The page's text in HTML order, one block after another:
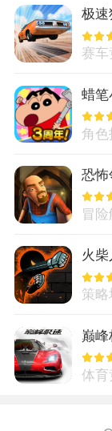
极速
赛车
蜡笔
版
角色
恐怖
冒
火
策略
巅峰
体育